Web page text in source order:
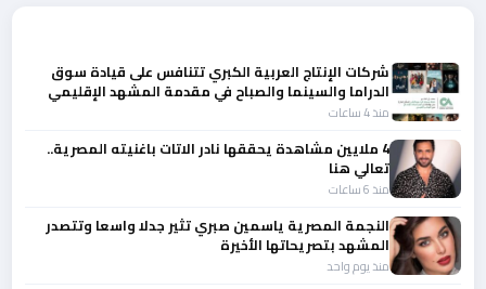
شركات الإنتاج العربية الكبري تتنافس على قيادة سوق
الدراما والسينما والصباح في مقدمة المشهد الإقليمي
منذ 4 ساعات
4 ملايين مشاهدة يحققها نادر الاتات باغنيته المصرية..
تعالي هنا
منذ 6 ساعات
النجمة المصرية ياسمين صبري تثير جدلا واسعا وتتصدر
المشهد بتصريحاتها الأخيرة
منذ يوم واحد